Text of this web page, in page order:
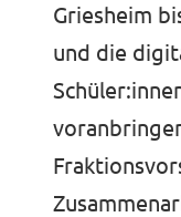
Griesheim
und die